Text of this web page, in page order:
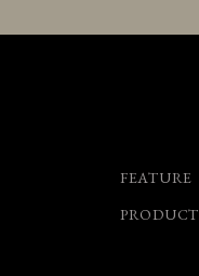
FEATURE
PRODUCT